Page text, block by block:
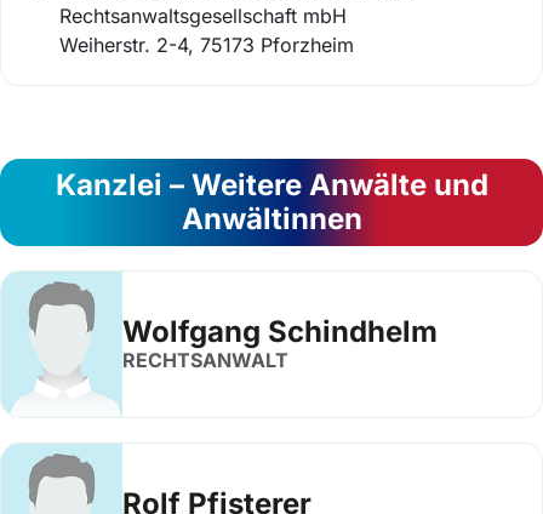
Rechtsanwaltsgesellschaft mbH
Weiherstr. 2-4, 75173 Pforzheim
Kanzlei – Weitere Anwälte und
Anwältinnen
Wolfgang Schindhelm
RECHTSANWALT
Rolf Pfisterer